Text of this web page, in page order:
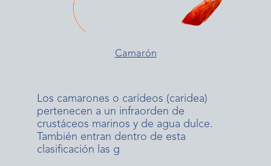
Camarón
Los camarones o carídeos (caridea)
pertenecen a un infraorden de
crustáceos marinos y de agua dulce.
También entran dentro de esta
clasificación las g